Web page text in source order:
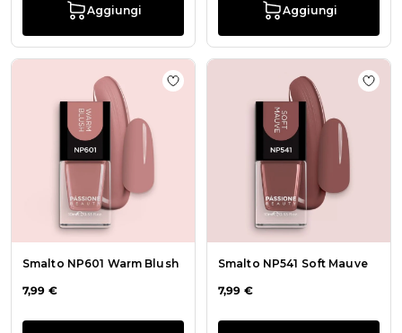
Aggiungi Aggiungi
Smalto NP601 Warm Blush
7,99 €
Aggiungi alla wishlist Smalto
Smalto NP541 Soft Mauve
7,99 €